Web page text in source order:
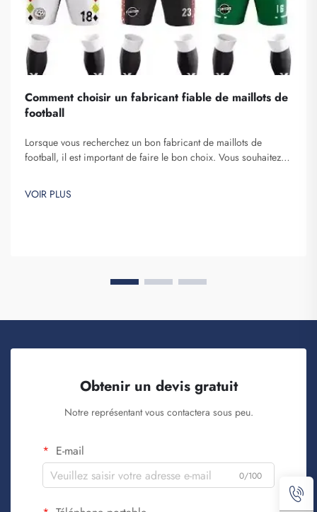
Comment choisir un fabricant fiable de maillots de
football
Lorsque vous recherchez un bon fabricant de maillots de
football, il est important de faire le bon choix. Vous souhaitez
spécialise dans la création de maillots de football qui sont...
VOIR PLUS
Obtenir un devis gratuit
Notre représentant vous contactera sous peu.
E-mail
0/100